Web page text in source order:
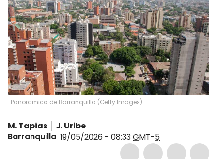
Panoramica de Barranquilla.(Getty Images)
M. Tapias
J. Uribe
Barranquilla 19/05/2026 - 08:33GMT-5